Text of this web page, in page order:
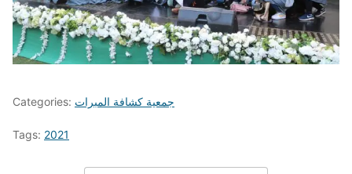
Categories: جمعية كشافة المبرات
Tags: 2021